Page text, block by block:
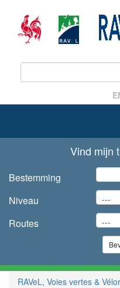
Vind mijn
Bestemming
Niveau
Routes
RAVeL, Voies vertes &